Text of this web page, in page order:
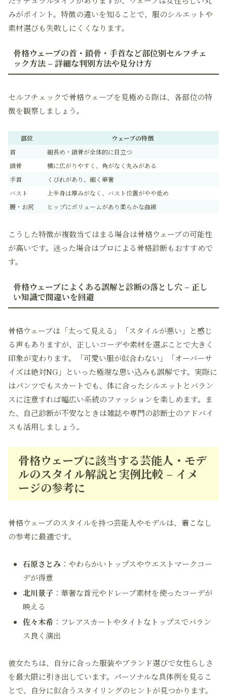
みがポイント。特徴の違いを知ることで、服のシルエットや
素材選びも失敗しにくくなります。
骨格ウェーブの首・鎖骨・手首など部位別セルフチェ
ック方法 – 詳細な判別方法や見分け方
セルフチェックで骨格ウェーブを見極める際は、各部位の特
徴を観察しましょう。
部位
ウェーブの特徴
首
細長め・鎖骨が全体的に目立つ
鎖骨
横に広がりやすく、角がなく丸みがある
手首
くびれがあり、細く華奢
バスト
上半身は厚みがなく、バスト位置がやや低め
腰・お尻
ヒップにボリュームがあり柔らかな曲線
こうした特徴が複数当てはまる場合は骨格ウェーブの可能性
が高いです。迷った場合はプロによる骨格診断もおすすめで
す。
骨格ウェーブによくある誤解と診断の落とし穴 – 正し
い知識で間違いを回避
骨格ウェーブは「太って見える」「スタイルが悪い」と感じ
る声もありますが、正しいコーデや素材を選ぶことで大きく
印象が変わります。「可愛い服が似合わない」「オーバーサ
イズは絶対NG」といった極端な思い込みも誤解です。実際に
はパンツでもスカートでも、体に合ったシルエットとバラン
スに注意すれば幅広い系統のファッションを楽しめます。ま
た、自己診断が不安なときは雑誌や専門の診断士のアドバイ
スも活用しましょう。
骨格ウェーブに該当する芸能人・モデ
ルのスタイル解説と実例比較 – イメ
ージの参考に
骨格ウェーブのスタイルを持つ芸能人やモデルは、着こなし
の参考に最適です。
石原さとみ ：やわらかいトップスやウエストマークコー
デが得意
北川景子 ：華奢な首元やドレープ素材を使ったコーデが
映える
佐々木希 ：フレアスカートやタイトなトップスでバラン
ス良く演出
彼女たちは、自分に合った服装やブランド選びで女性らしさ
を最大限に引き出しています。パーソナルな具体例を見るこ
とで、自分に似合うスタイリングのヒントが見つかります。